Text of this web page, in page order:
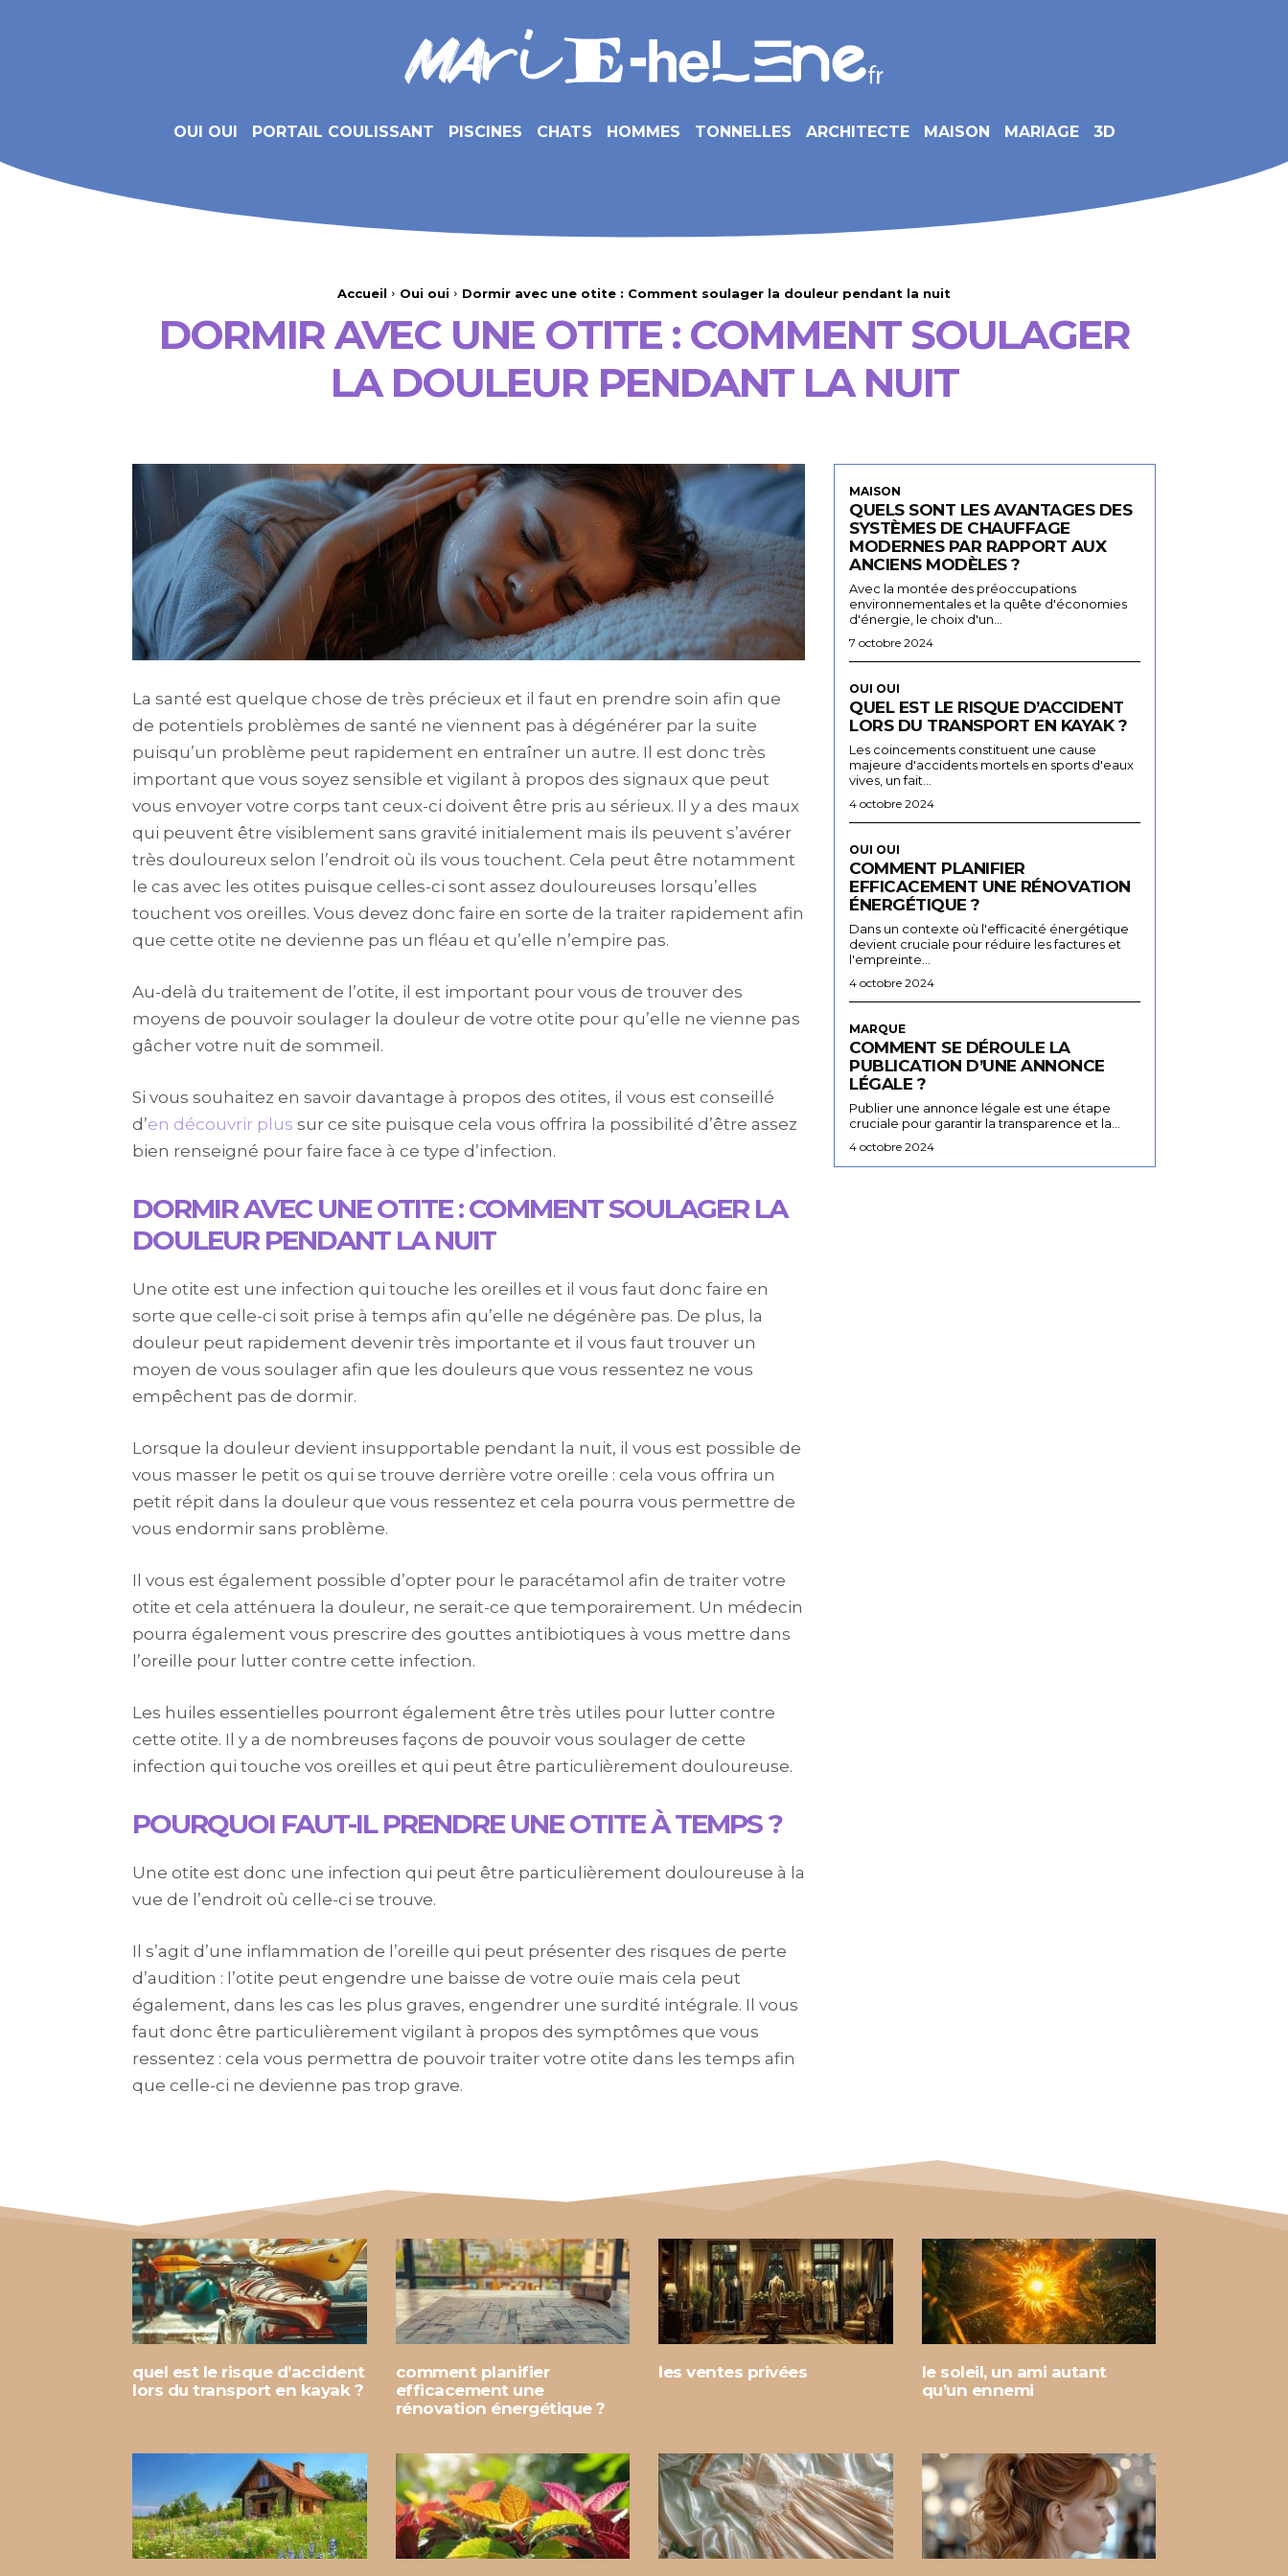
OUI OUI PORTAIL COULISSANT PISCINES CHATS HOMMES TONNELLES ARCHITECTE MAISON MARIAGE 3D
Accueil Oui oui Dormir avec une otite : Comment soulager la douleur pendant la nuit
DORMIR AVEC UNE OTITE : COMMENT SOULAGER
LA DOULEUR PENDANT LA NUIT
La santé est quelque chose de très précieux et il faut en prendre soin afin que
de potentiels problèmes de santé ne viennent pas à dégénérer par la suite
puisqu’un problème peut rapidement en entraîner un autre. Il est donc très
important que vous soyez sensible et vigilant à propos des signaux que peut
vous envoyer votre corps tant ceux-ci doivent être pris au sérieux. Il y a des maux
qui peuvent être visiblement sans gravité initialement mais ils peuvent s’avérer
très douloureux selon l’endroit où ils vous touchent. Cela peut être notamment
le cas avec les otites puisque celles-ci sont assez douloureuses lorsqu’elles
touchent vos oreilles. Vous devez donc faire en sorte de la traiter rapidement afin
que cette otite ne devienne pas un fléau et qu’elle n’empire pas.
Au-delà du traitement de l’otite, il est important pour vous de trouver des
moyens de pouvoir soulager la douleur de votre otite pour qu’elle ne vienne pas
gâcher votre nuit de sommeil.
Si vous souhaitez en savoir davantage à propos des otites, il vous est conseillé
d’en découvrir plus sur ce site puisque cela vous offrira la possibilité d’être assez
bien renseigné pour faire face à ce type d’infection.
DORMIR AVEC UNE OTITE : COMMENT SOULAGER LA
DOULEUR PENDANT LA NUIT
Une otite est une infection qui touche les oreilles et il vous faut donc faire en
sorte que celle-ci soit prise à temps afin qu’elle ne dégénère pas. De plus, la
douleur peut rapidement devenir très importante et il vous faut trouver un
moyen de vous soulager afin que les douleurs que vous ressentez ne vous
empêchent pas de dormir.
Lorsque la douleur devient insupportable pendant la nuit, il vous est possible de
vous masser le petit os qui se trouve derrière votre oreille : cela vous offrira un
petit répit dans la douleur que vous ressentez et cela pourra vous permettre de
vous endormir sans problème.
Il vous est également possible d’opter pour le paracétamol afin de traiter votre
otite et cela atténuera la douleur, ne serait-ce que temporairement. Un médecin
pourra également vous prescrire des gouttes antibiotiques à vous mettre dans
l’oreille pour lutter contre cette infection.
Les huiles essentielles pourront également être très utiles pour lutter contre
cette otite. Il y a de nombreuses façons de pouvoir vous soulager de cette
infection qui touche vos oreilles et qui peut être particulièrement douloureuse.
POURQUOI FAUT-IL PRENDRE UNE OTITE À TEMPS ?
Une otite est donc une infection qui peut être particulièrement douloureuse à la
vue de l’endroit où celle-ci se trouve.
Il s’agit d’une inflammation de l’oreille qui peut présenter des risques de perte
d’audition : l’otite peut engendre une baisse de votre ouïe mais cela peut
également, dans les cas les plus graves, engendrer une surdité intégrale. Il vous
faut donc être particulièrement vigilant à propos des symptômes que vous
ressentez : cela vous permettra de pouvoir traiter votre otite dans les temps afin
que celle-ci ne devienne pas trop grave.
MAISON
QUELS SONT LES AVANTAGES DES
SYSTÈMES DE CHAUFFAGE
MODERNES PAR RAPPORT AUX
ANCIENS MODÈLES ?
Avec la montée des préoccupations
environnementales et la quête d'économies
d'énergie, le choix d'un...
7 octobre 2024
OUI OUI
QUEL EST LE RISQUE D’ACCIDENT
LORS DU TRANSPORT EN KAYAK ?
Les coincements constituent une cause
majeure d'accidents mortels en sports d'eaux
vives, un fait...
4 octobre 2024
OUI OUI
COMMENT PLANIFIER
EFFICACEMENT UNE RÉNOVATION
ÉNERGÉTIQUE ?
Dans un contexte où l'efficacité énergétique
devient cruciale pour réduire les factures et
l'empreinte...
4 octobre 2024
MARQUE
COMMENT SE DÉROULE LA
PUBLICATION D’UNE ANNONCE
LÉGALE ?
Publier une annonce légale est une étape
cruciale pour garantir la transparence et la...
4 octobre 2024
quel est le risque d’accident
lors du transport en kayak ?
comment planifier
efficacement une
rénovation énergétique ?
les ventes privées
le soleil, un ami autant
qu’un ennemi